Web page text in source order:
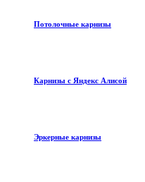
Потолочные карнизы
Карнизы с Яндекс Алисой
Эркерные карнизы